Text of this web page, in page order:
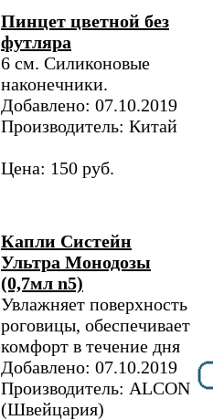
Пинцет цветной без
футляра
6 см. Cиликоновые
наконечники.
Добавлено: 07.10.2019
Производитель: Китай
Цена: 150 руб.
Капли Систейн
Ультра Монодозы
(0,7мл n5)
Увлажняет поверхность
роговицы, обеспечивает
комфорт в течение дня
Добавлено: 07.10.2019
Производитель: ALCON
(Швейцария)